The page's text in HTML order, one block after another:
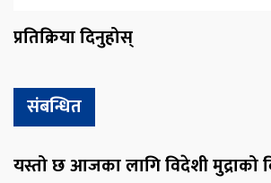
प्रतिक्रिया दिनुहोस्
संबन्धित
यस्तो छ आजका लागि विदेशी मुद्राको